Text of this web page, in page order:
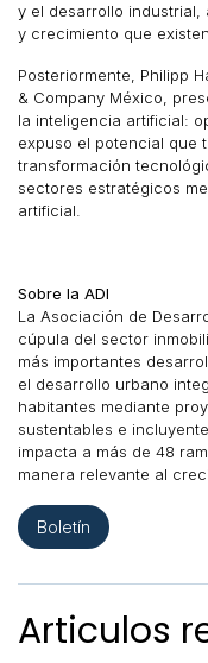
y el desarrollo industrial,
y crecimiento que
Posteriormente, Philipp
& Company México,
la inteligencia artificial:
expuso el potencial que
transformación
sectores estratégicos
artificial.
Sobre la ADI
La Asociación de
cúpula del sector
más importantes
el desarrollo urbano
habitantes mediante
sustentables e
impacta a más de 48
manera relevante al
Boletín
Articulos